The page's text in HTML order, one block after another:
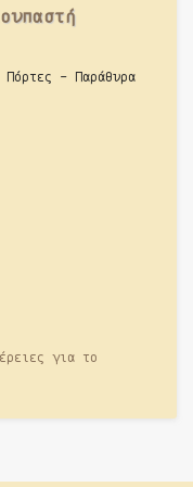
Πόρτες - Παράθυρα
για το